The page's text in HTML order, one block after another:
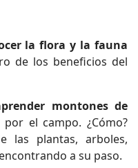
la flora y la fauna
de los beneficios del
montones de
el campo. ¿Cómo?
las plantas, arboles,
a su paso.